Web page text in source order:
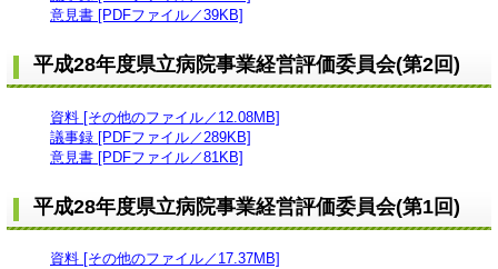
意見書 [PDFファイル／39KB]
平成28年度県立病院事業経営評価委員会(第2回)
資料 [その他のファイル／12.08MB]
議事録 [PDFファイル／289KB]
意見書 [PDFファイル／81KB]
平成28年度県立病院事業経営評価委員会(第1回)
資料 [その他のファイル／17.37MB]